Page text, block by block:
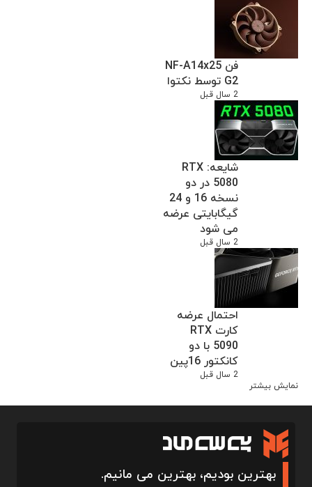
فن NF-A14x25
G2 توسط نکتوا
2 سال قبل
شایعه: RTX
5080 در دو
نسخه 16 و 24
گیگابایتی عرضه
می شود
2 سال قبل
احتمال عرضه
کارت RTX
5090 با دو
کانکتور 16پین
2 سال قبل
نمایش بیشتر
بهترین بودیم، بهترین می مانیم.